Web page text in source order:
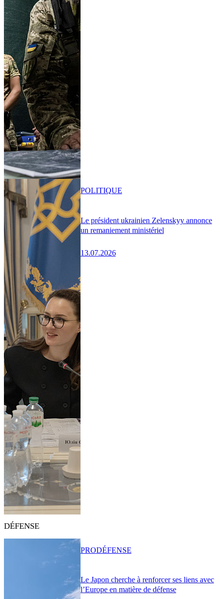
Le président ukrainien Zelenskyy annonce
un remaniement ministériel
13.07.2026
POLITIQUE
DÉFENSE
Le Japon cherche à renforcer ses liens avec
l’Europe en matière de défense
PRODÉFENSE